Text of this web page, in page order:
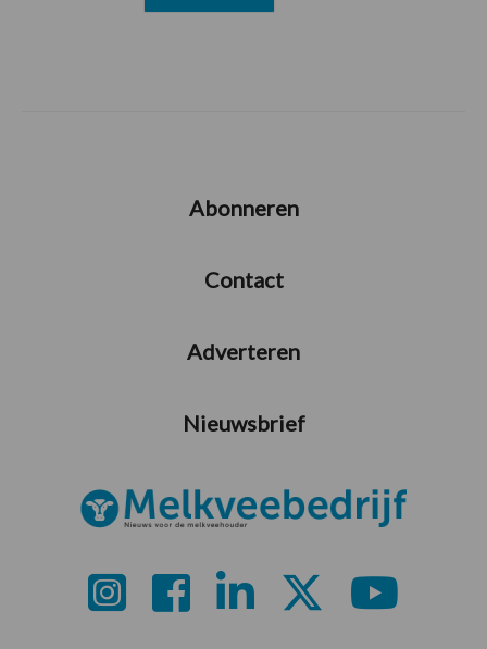
Abonneren
Contact
Adverteren
Nieuwsbrief